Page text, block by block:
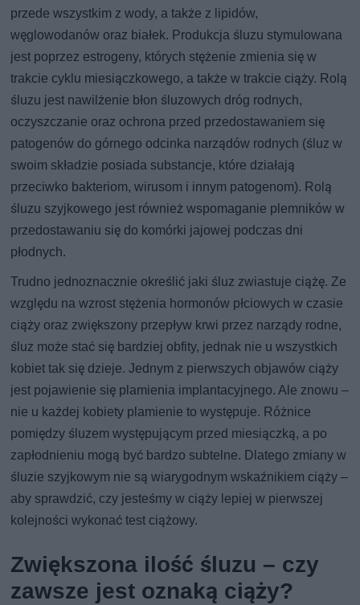
przede wszystkim z wody, a także z lipidów,
węglowodanów oraz białek. Produkcja śluzu stymulowana
jest poprzez estrogeny, których stężenie zmienia się w
trakcie cyklu miesiączkowego, a także w trakcie ciąży. Rolą
śluzu jest nawilżenie błon śluzowych dróg rodnych,
oczyszczanie oraz ochrona przed przedostawaniem się
patogenów do górnego odcinka narządów rodnych (śluz w
swoim składzie posiada substancje, które działają
przeciwko bakteriom, wirusom i innym patogenom). Rolą
śluzu szyjkowego jest również wspomaganie plemników w
przedostawaniu się do komórki jajowej podczas dni
płodnych.
Trudno jednoznacznie określić jaki śluz zwiastuje ciążę. Ze
względu na wzrost stężenia hormonów płciowych w czasie
ciąży oraz zwiększony przepływ krwi przez narządy rodne,
śluz może stać się bardziej obfity, jednak nie u wszystkich
kobiet tak się dzieje. Jednym z pierwszych objawów ciąży
jest pojawienie się plamienia implantacyjnego. Ale znowu –
nie u każdej kobiety plamienie to występuje. Różnice
pomiędzy śluzem występującym przed miesiączką, a po
zapłodnieniu mogą być bardzo subtelne. Dlatego zmiany w
śluzie szyjkowym nie są wiarygodnym wskaźnikiem ciąży –
aby sprawdzić, czy jesteśmy w ciąży lepiej w pierwszej
kolejności wykonać test ciążowy.
Zwiększona ilość śluzu – czy
zawsze jest oznaką ciąży?